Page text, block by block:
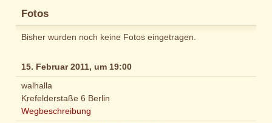
Fotos
Bisher wurden noch keine Fotos eingetragen.
15. Februar 2011, um 19:00
walhalla
Krefelderstaße 6 Berlin
Wegbeschreibung